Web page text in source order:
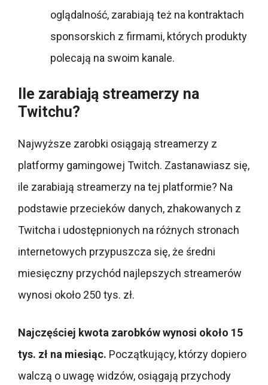
oglądalność, zarabiają też na kontraktach
sponsorskich z firmami, których produkty
polecają na swoim kanale.
Ile zarabiają streamerzy na
Twitchu?
Najwyższe zarobki osiągają streamerzy z
platformy gamingowej Twitch. Zastanawiasz się,
ile zarabiają streamerzy na tej platformie? Na
podstawie przecieków danych, zhakowanych z
Twitcha i udostępnionych na różnych stronach
internetowych przypuszcza się, że średni
miesięczny przychód najlepszych streamerów
wynosi około 250 tys. zł.
Najczęściej kwota zarobków wynosi około 15
tys. zł na miesiąc. Początkujący, którzy dopiero
walczą o uwagę widzów, osiągają przychody